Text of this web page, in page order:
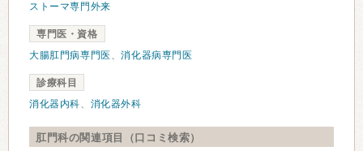
ストーマ専門外来
専門医・資格
大腸肛門病専門医 、消化器病専門医
診療科目
消化器内科、 消化器外科
肛門科の関連項目（口コミ検索）